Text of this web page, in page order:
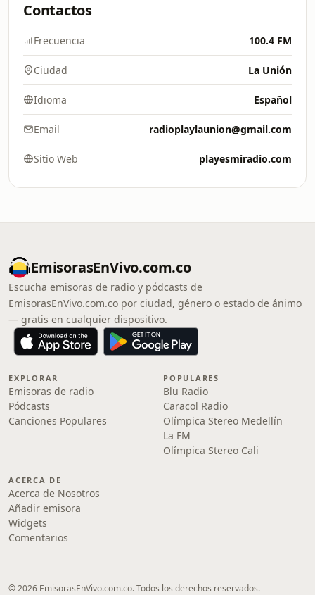
Contactos
Frecuencia 100.4 FM
Ciudad La Unión
Idioma Español
Email radioplaylaunion@gmail.com
Sitio Web playesmiradio.com
EmisorasEnVivo.com.co
Escucha emisoras de radio y pódcasts de
EmisorasEnVivo.com.co por ciudad, género o estado de ánimo
— gratis en cualquier dispositivo.
EXPLORAR
Emisoras de radio
Pódcasts
Canciones Populares
POPULARES
Blu Radio
Caracol Radio
Olímpica Stereo Medellín
La FM
Olímpica Stereo Cali
ACERCA DE
Acerca de Nosotros
Añadir emisora
Widgets
Comentarios
© 2026 EmisorasEnVivo.com.co. Todos los derechos reservados.